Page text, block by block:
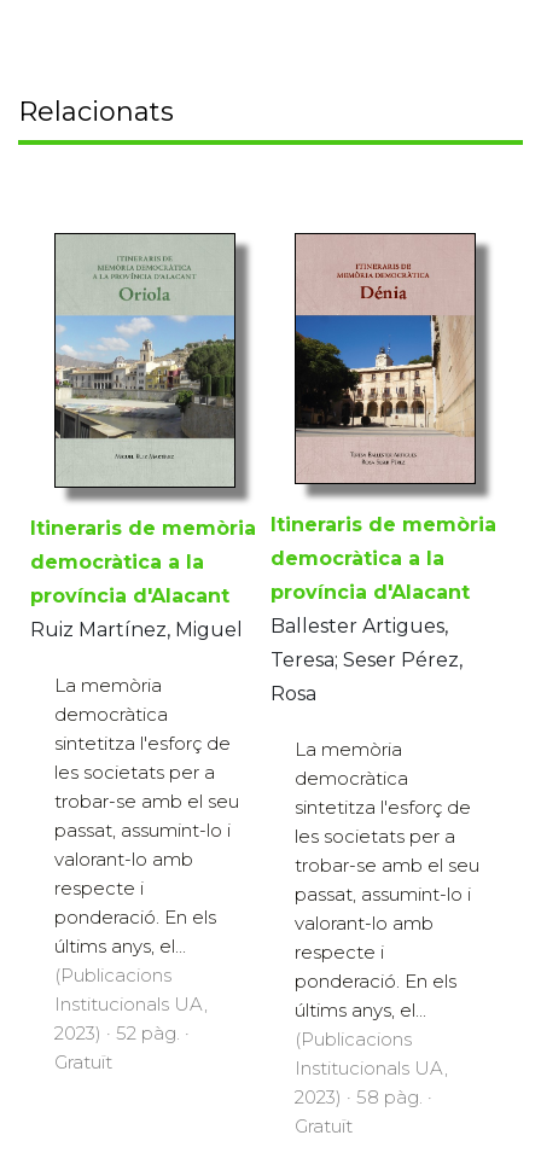
Relacionats
Itineraris de memòria
democràtica a la
província d'Alacant
Ruiz Martínez, Miguel
La memòria
democràtica
sintetitza l'esforç de
les societats per a
trobar-se amb el seu
passat, assumint-lo i
valorant-lo amb
respecte i
ponderació. En els
últims anys, el...
(Publicacions
Institucionals UA,
2023) · 52 pàg. ·
Gratuït
Itineraris de memòria
democràtica a la
província d'Alacant
Ballester Artigues,
Teresa; Seser Pérez,
Rosa
La memòria
democràtica
sintetitza l'esforç de
les societats per a
trobar-se amb el seu
passat, assumint-lo i
valorant-lo amb
respecte i
ponderació. En els
últims anys, el...
(Publicacions
Institucionals UA,
2023) · 58 pàg. ·
Gratuït